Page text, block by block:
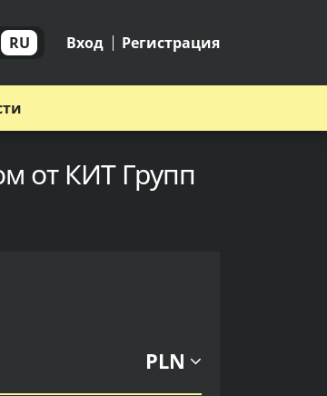
RU Вход Регистрация
от КИТ Групп
PLN